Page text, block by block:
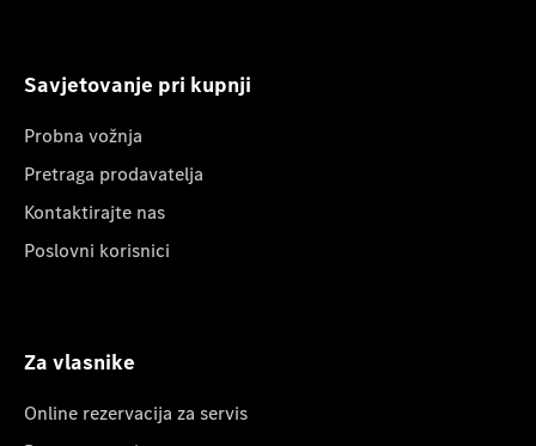
Savjetovanje pri kupnji
Probna vožnja
Pretraga prodavatelja
Kontaktirajte nas
Poslovni korisnici
Za vlasnike
Online rezervacija za servis